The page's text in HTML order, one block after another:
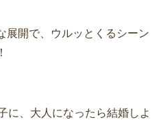
展開で、ウルッとくるシーン
に、大人になったら結婚しよ